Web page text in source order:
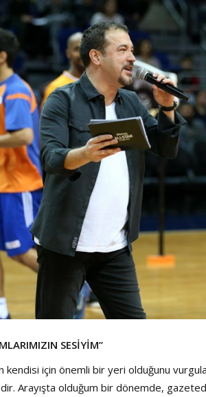
SESİYİM”
kendisi için önemli bir yeri olduğunu
Arayışta olduğum bir dönemde,